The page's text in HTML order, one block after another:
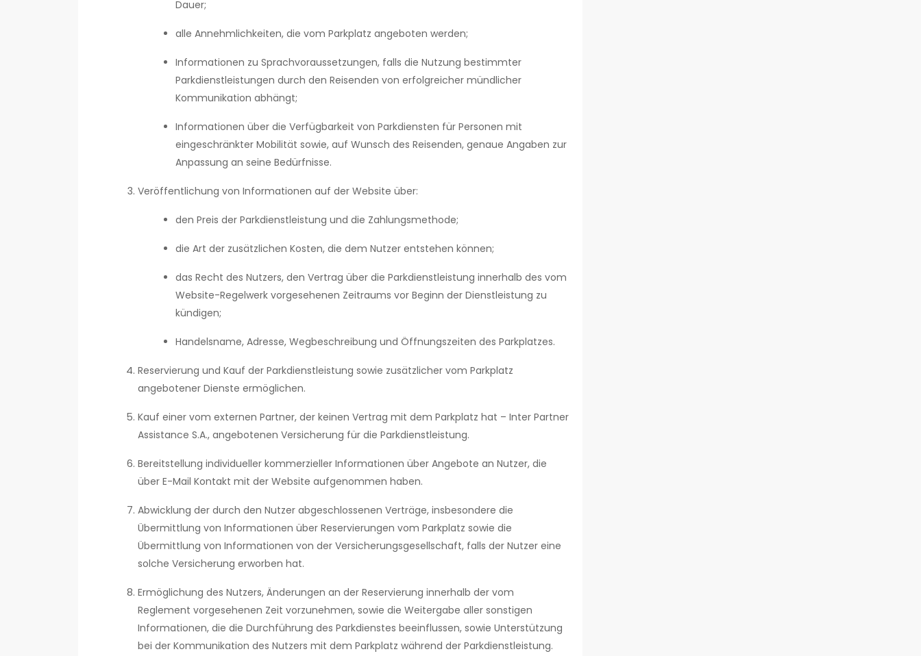
Dauer;
alle Annehmlichkeiten, die vom Parkplatz angeboten werden;
Informationen zu Sprachvoraussetzungen, falls die Nutzung bestimmter
Parkdienstleistungen durch den Reisenden von erfolgreicher mündlicher
Kommunikation abhängt;
Informationen über die Verfügbarkeit von Parkdiensten für Personen mit
eingeschränkter Mobilität sowie, auf Wunsch des Reisenden, genaue Angaben zur
Anpassung an seine Bedürfnisse.
Veröffentlichung von Informationen auf der Website über:
den Preis der Parkdienstleistung und die Zahlungsmethode;
die Art der zusätzlichen Kosten, die dem Nutzer entstehen können;
das Recht des Nutzers, den Vertrag über die Parkdienstleistung innerhalb des vom
Website-Regelwerk vorgesehenen Zeitraums vor Beginn der Dienstleistung zu
kündigen;
Handelsname, Adresse, Wegbeschreibung und Öffnungszeiten des Parkplatzes.
Reservierung und Kauf der Parkdienstleistung sowie zusätzlicher vom Parkplatz
angebotener Dienste ermöglichen.
Kauf einer vom externen Partner, der keinen Vertrag mit dem Parkplatz hat – Inter Partner
Assistance S.A., angebotenen Versicherung für die Parkdienstleistung.
Bereitstellung individueller kommerzieller Informationen über Angebote an Nutzer, die
über E-Mail Kontakt mit der Website aufgenommen haben.
Abwicklung der durch den Nutzer abgeschlossenen Verträge, insbesondere die
Übermittlung von Informationen über Reservierungen vom Parkplatz sowie die
Übermittlung von Informationen von der Versicherungsgesellschaft, falls der Nutzer eine
solche Versicherung erworben hat.
Ermöglichung des Nutzers, Änderungen an der Reservierung innerhalb der vom
Reglement vorgesehenen Zeit vorzunehmen, sowie die Weitergabe aller sonstigen
Informationen, die die Durchführung des Parkdienstes beeinflussen, sowie Unterstützung
bei der Kommunikation des Nutzers mit dem Parkplatz während der Parkdienstleistung.